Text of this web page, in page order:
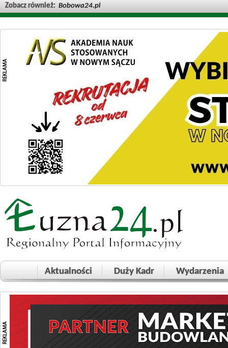
Zobacz również: Bobowa24.pl
Aktualności Duży Kadr Wydarzenia